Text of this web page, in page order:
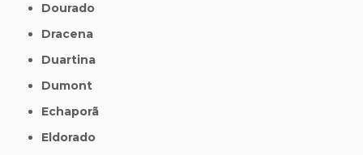
Dourado
Dracena
Duartina
Dumont
Echaporã
Eldorado